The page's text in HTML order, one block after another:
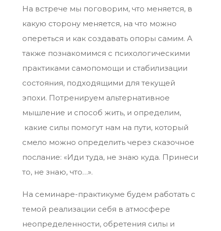
На встрече мы поговорим, что меняется, в
какую сторону меняется, на что можно
опереться и как создавать опоры самим. А
также познакомимся с психологическими
практиками самопомощи и стабилизации
состояния, подходящими для текущей
эпохи. Потренируем альтернативное
мышление и способ жить, и определим,
какие силы помогут нам на пути, который
смело можно определить через сказочное
послание: «Иди туда, не знаю куда. Принеси
то, не знаю, что…».
На семинаре-практикуме будем работать с
темой реализации себя в атмосфере
неопределенности, обретения силы и